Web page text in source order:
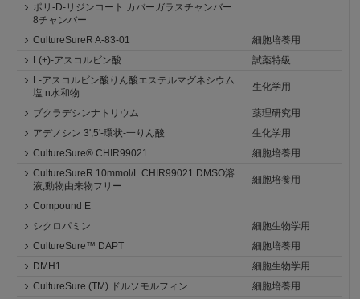
ポリ-D-リジンコート カバーガラスチャンバー
8チャンバー
CultureSureR A-83-01
細胞培養用
L(+)-アスコルビン酸
試薬特級
L-アスコルビン酸りん酸エステルマグネシウム
塩 n水和物
生化学用
ブクラデシンナトリウム
薬理研究用
アデノシン 3',5'-環状-一りん酸
生化学用
CultureSure® CHIR99021
細胞培養用
CultureSureR 10mmol/L CHIR99021 DMSO溶
液,動物由来物フリー
細胞培養用
Compound E
シクロパミン
細胞生物学用
CultureSure™ DAPT
細胞培養用
DMH1
細胞生物学用
CultureSure (TM) ドルソモルフィン
細胞培養用